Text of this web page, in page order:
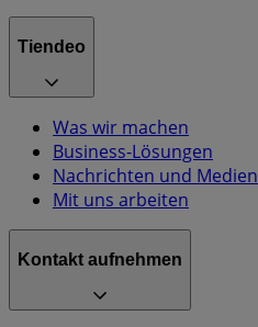
Tiendeo
Was wir machen
Business-Lösungen
Nachrichten und Medien
Mit uns arbeiten
Kontakt aufnehmen